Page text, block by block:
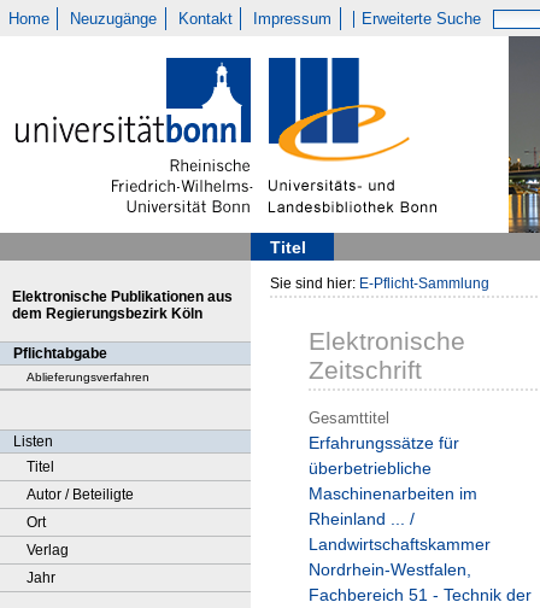
Home Neuzugänge Kontakt Impressum Erweiterte Suche
Titel
Elektronische Publikationen aus
dem Regierungsbezirk Köln
Pflichtabgabe
Ablieferungsverfahren
Listen
Titel
Autor / Beteiligte
Ort
Verlag
Jahr
Sie sind hier: E-Pflicht-Sammlung
Elektronische
Zeitschrift
Gesamttitel
Erfahrungssätze für
überbetriebliche
Maschinenarbeiten im
Rheinland ... /
Landwirtschaftskammer
Nordrhein-Westfalen,
Fachbereich 51 - Technik der